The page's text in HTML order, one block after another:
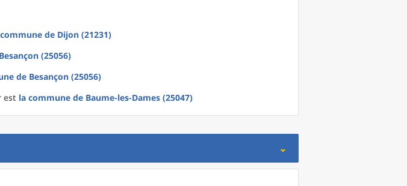
de Dijon (21231)
Besançon (25056)
de Besançon (25056)
est la commune de Baume-les-Dames (25047)